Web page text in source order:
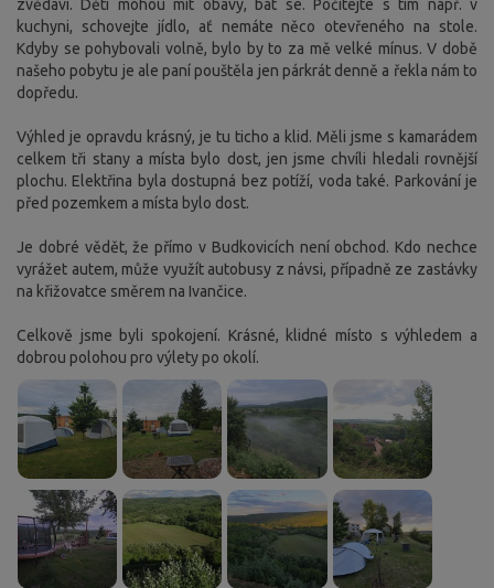
zvědaví. Děti mohou mít obavy, bát se. Počítejte s tím např. v
kuchyni, schovejte jídlo, ať nemáte něco otevřeného na stole.
Kdyby se pohybovali volně, bylo by to za mě velké mínus. V době
našeho pobytu je ale paní pouštěla jen párkrát denně a řekla nám to
dopředu.
Výhled je opravdu krásný, je tu ticho a klid. Měli jsme s kamarádem
celkem tři stany a místa bylo dost, jen jsme chvíli hledali rovnější
plochu. Elektřina byla dostupná bez potíží, voda také. Parkování je
před pozemkem a místa bylo dost.
Je dobré vědět, že přímo v Budkovicích není obchod. Kdo nechce
vyrážet autem, může využít autobusy z návsi, případně ze zastávky
na křižovatce směrem na Ivančice.
Celkově jsme byli spokojení. Krásné, klidné místo s výhledem a
dobrou polohou pro výlety po okolí.